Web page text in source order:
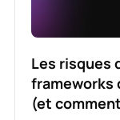
Les risques
frameworks
(et